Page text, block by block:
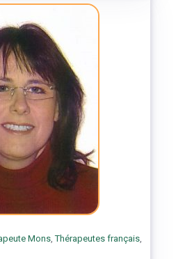
Mons,Thérapeutes français,